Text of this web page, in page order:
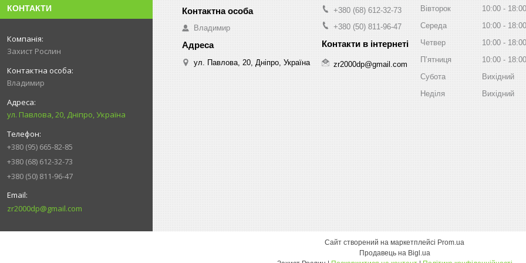
КОНТАКТИ
Захист Рослин
Владимир
ул. Павлова, 20, Дніпро, Україна
+380 (95) 665-82-85
+380 (68) 612-32-73
+380 (50) 811-96-47
zr2000dp@gmail.com
Владимир
ул. Павлова, 20, Дніпро, Україна
+380 (68) 612-32-73
+380 (50) 811-96-47
zr2000dp@gmail.com
Вівторок
10:00
18:00
Середа
10:00
18:00
Четвер
10:00
18:00
Пʼятниця
10:00
18:00
Субота
Вихідний
Неділя
Вихідний
Сайт створений на маркетплейсі Prom.ua
Продавець на Bigl.ua